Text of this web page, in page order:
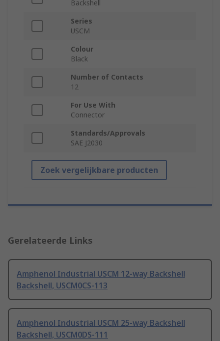
Backshell
Series
USCM
Colour
Black
Number of Contacts
12
For Use With
Connector
Standards/Approvals
SAE J2030
Zoek vergelijkbare producten
Gerelateerde Links
Amphenol Industrial USCM 12-way Backshell
Backshell, USCM0CS-113
Amphenol Industrial USCM 25-way Backshell
Backshell, USCM0DS-111